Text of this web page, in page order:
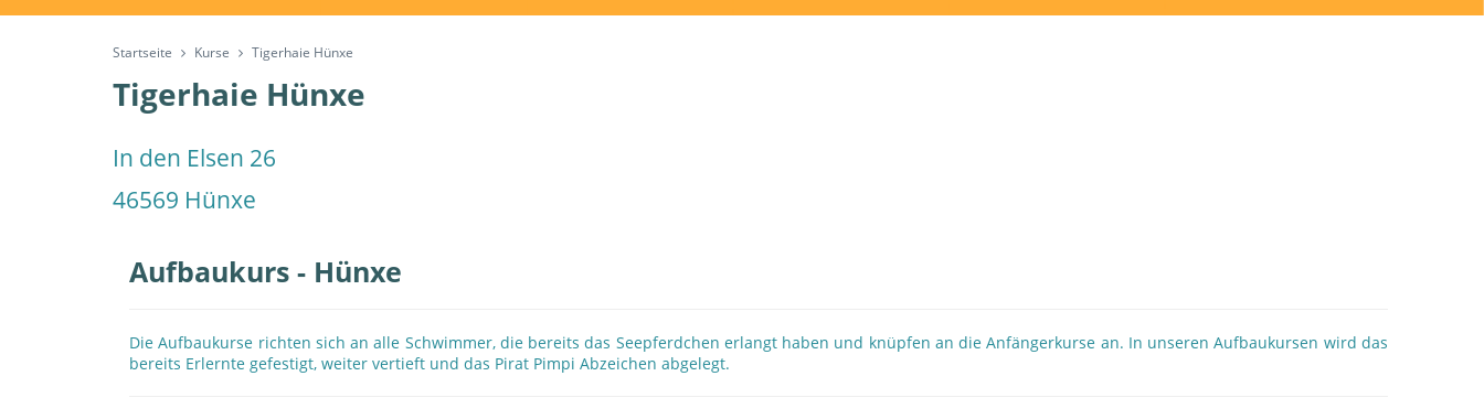
Startseite Kurse Tigerhaie Hünxe
Tigerhaie Hünxe
In den Elsen 26
46569 Hünxe
Aufbaukurs - Hünxe
Die Aufbaukurse richten sich an alle Schwimmer, die bereits das Seepferdchen erlangt haben und knüpfen an die Anfängerkurse an. In unseren Aufbaukursen wird das
bereits Erlernte gefestigt, weiter vertieft und das Pirat Pimpi Abzeichen abgelegt.